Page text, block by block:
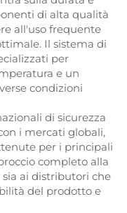
di alta qualità
all'uso frequente
Il sistema di
per
e un
condizioni
di sicurezza
i mercati globali,
per i principali
completo alla
ai distributori che
del prodotto e